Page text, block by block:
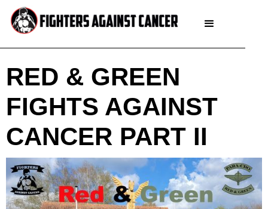
RED & GREEN
FIGHTS AGAINST
CANCER PART II